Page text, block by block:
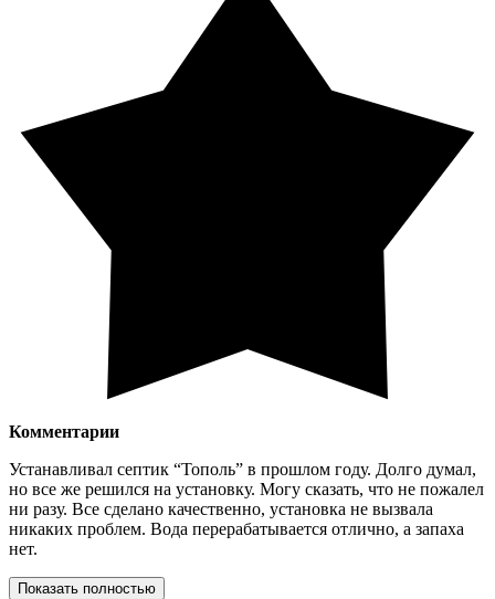
Комментарии
Устанавливал септик “Тополь” в прошлом году. Долго думал,
но все же решился на установку. Могу сказать, что не пожалел
ни разу. Все сделано качественно, установка не вызвала
никаких проблем. Вода перерабатывается отлично, а запаха
нет.
Показать полностью